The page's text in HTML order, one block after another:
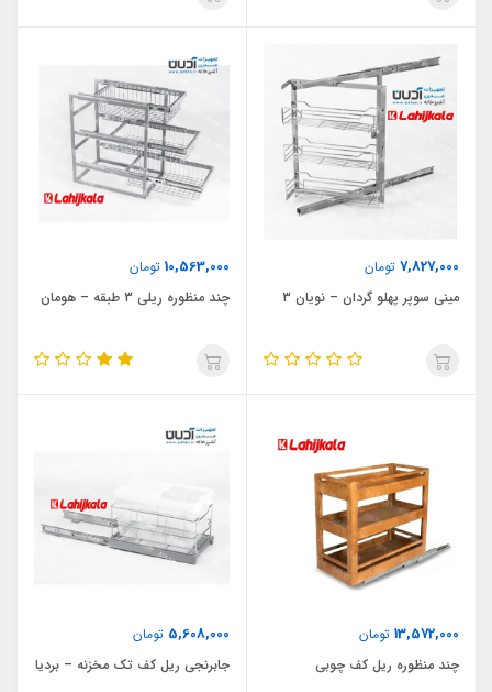
7,827,000 تومان
مینی سوپر پهلو گردان – نویان 3
10,563,000 تومان
چند منظوره ریلی 3 طبقه – هومان
13,572,000 تومان
چند منظوره ریل کف چوبی
5,608,000 تومان
جابرنجی ریل کف تک مخزنه – بردیا